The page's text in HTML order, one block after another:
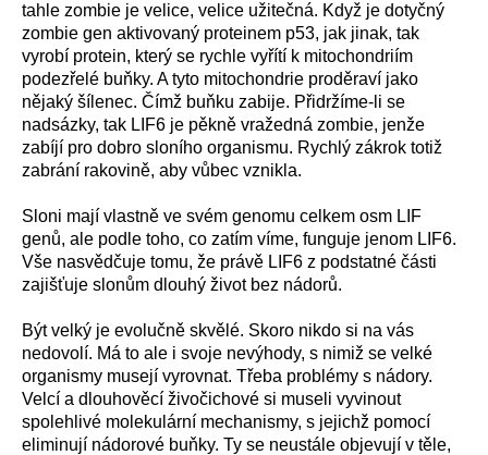
tahle zombie je velice, velice užitečná. Když je dotyčný
zombie gen aktivovaný proteinem p53, jak jinak, tak
vyrobí protein, který se rychle vyřítí k mitochondriím
podezřelé buňky. A tyto mitochondrie proděraví jako
nějaký šílenec. Čímž buňku zabije. Přidržíme-li se
nadsázky, tak LIF6 je pěkně vražedná zombie, jenže
zabíjí pro dobro sloního organismu. Rychlý zákrok totiž
zabrání rakovině, aby vůbec vznikla.
Sloni mají vlastně ve svém genomu celkem osm LIF
genů, ale podle toho, co zatím víme, funguje jenom LIF6.
Vše nasvědčuje tomu, že právě LIF6 z podstatné části
zajišťuje slonům dlouhý život bez nádorů.
Být velký je evolučně skvělé. Skoro nikdo si na vás
nedovolí. Má to ale i svoje nevýhody, s nimiž se velké
organismy musejí vyrovnat. Třeba problémy s nádory.
Velcí a dlouhověcí živočichové si museli vyvinout
spolehlivé molekulární mechanismy, s jejichž pomocí
eliminují nádorové buňky. Ty se neustále objevují v těle,